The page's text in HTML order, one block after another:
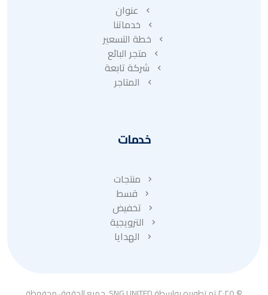
عنوان
خدماتنا
خطة التسعير
متجر البائع
شركة تابعة
المتاجر
خدمات
منتجات
قسط
تخفيض
الترويجية
الهدايا